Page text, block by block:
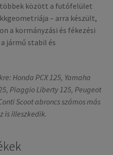
között a futófelület
– arra készült,
a kormányzási és fékezési
jármű stabil és
Honda PCX 125, Yamaha
Piaggio Liberty 125, Peugeot
Scoot abroncs számos más
is illeszkedik.